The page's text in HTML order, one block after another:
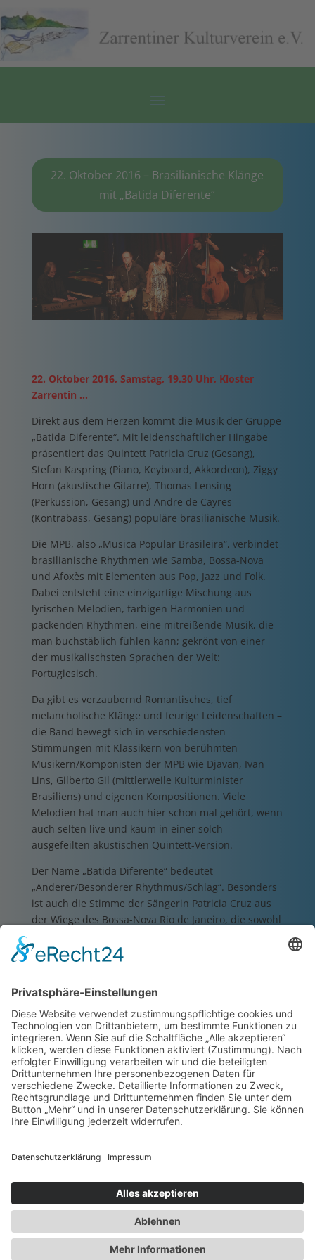
22. Oktober 2016 – Brasilianische Klänge
mit „Batida Diferente“
22. Oktober 2016, Samstag, 19.30 Uhr, Kloster
Zarrentin …
Direkt aus dem Herzen kommt die Musik der Gruppe
„Batida Diferente“. Mit leidenschaftlicher Hingabe
präsentiert das Quintett Patricia Cruz (Gesang),
Stefan Kaspring (Piano, Keyboard, Akkordeon), Ziggy
Horn (akustische Gitarre), Thomas Lensing
(Perkussion, Gesang) und Andre de Cayres
(Kontrabass, Gesang) populäre brasilianische Musik.
Die MPB, also „Musica Popular Brasileira“, verbindet
brasilianische Rhythmen wie Samba, Bossa-Nova
und Afoxès mit Elementen aus Pop, Jazz und Folk.
Dabei entsteht eine einzigartige Mischung aus
lyrischen Melodien, farbigen Harmonien und
packenden Rhythmen, eine mitreißende Musik, die
man buchstäblich fühlen kann; gekrönt von einer
der musikalischsten Sprachen der Welt:
Portugiesisch.
Da gibt es verzaubernd Romantisches, tief
melancholische Klänge und feurige Leidenschaften –
die Band bewegt sich in verschiedensten
Stimmungen mit Klassikern von berühmten
Musikern/Komponisten der MPB wie Djavan, Ivan
Lins, Gilberto Gil (mittlerweile Kulturminister
Brasiliens) und eigenen Kompositionen. Viele
Melodien hat man auch hier schon mal gehört, wenn
auch selten live und kaum in einer solch
ausgefeilten akustischen Quintett-Version.
Der Name „Batida Diferente“ bedeutet
„Anderer/Besonderer Rhythmus/Schlag“. Besonders
ist auch die Stimme der Sängerin Patricia Cruz aus
der Wiege des Bossa-Nova Rio de Janeiro, die sowohl
Melodien in packender Weise präsentieren kann.
Akzente der anderen vier Musiker, die jahrelang in
Brasilien gelebt und als Musiker gearbeitet haben.
Die eingängigen Arrangements und das hohe
musikalische Niveau machen Batida Diferente zu
einem Genuss und Erlebnis für Laien und Kenner
brasilianischer Musik gleichermaßen.
Preise: 14.- / 16,- / 18,- €
Der öffentliche Vorverkauf beginnt am 08.10.2016
Vortrag von Rüdiger Nehberg: „Querschnitt
durch ein aufregendes Leben“
Weinseminar mit Frank-Peter Krömer